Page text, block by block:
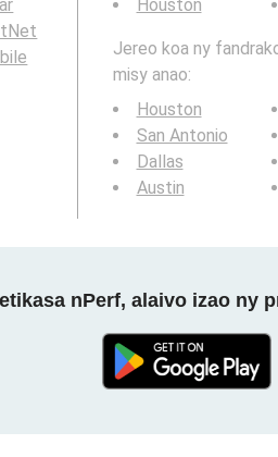
Houston
Jereo koa ny
misy anao:
Houston
San Antonio
Dallas
Austin
nPerf, alaivo izao ny